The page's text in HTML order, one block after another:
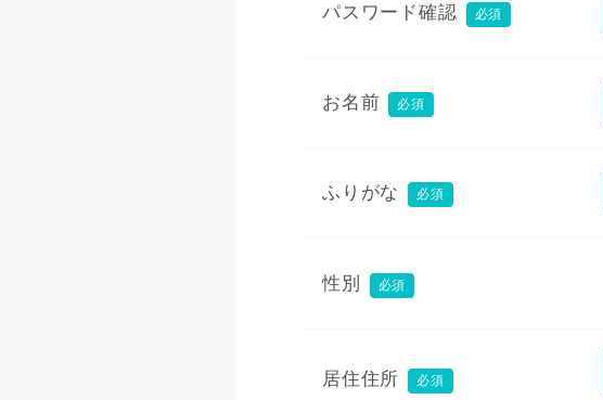
パスワード確認 必須
お名前 必須
ふりがな 必須
性別 必須
居住住所 必須